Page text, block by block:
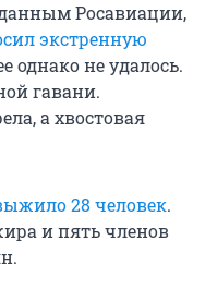
Росавиации,
экстренную
однако не удалось.
гавани.
а хвостовая
28 человек.
и пять членов